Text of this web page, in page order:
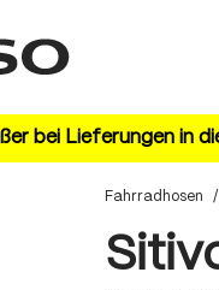
bei Lieferungen in
Fahrradhosen /